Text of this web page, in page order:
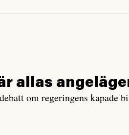
allas
om regeringens kapade